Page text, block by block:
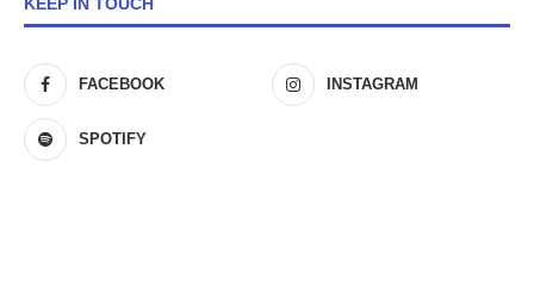
KEEP IN TOUCH
FACEBOOK INSTAGRAM
SPOTIFY